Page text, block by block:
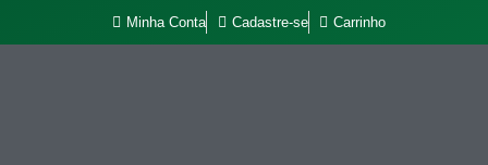
Minha Conta Cadastre-se Carrinho